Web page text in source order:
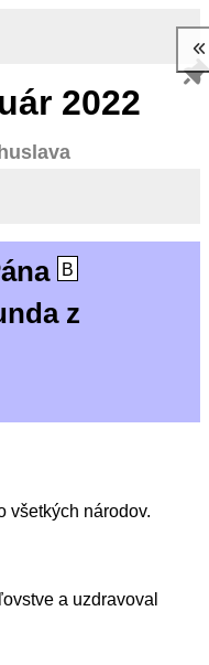
2022
B
z
všetkých národov.
a uzdravoval